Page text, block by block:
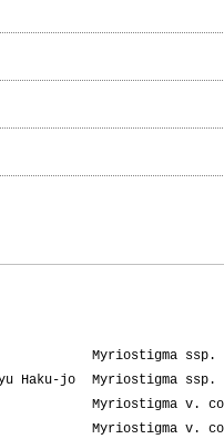
Haku-jo
Myriostigma ssp.
Myriostigma ssp.
Myriostigma v.
Myriostigma v.